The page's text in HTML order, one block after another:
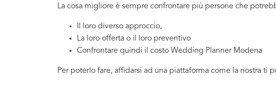
La cosa migliore è sempre confrontare più persone che
Il loro diverso approccio,
La loro offerta o il loro preventivo
Confrontare quindi il costo Wedding Planner Modena
Per poterlo fare, affidarsi ad una piattaforma come la nostra ti